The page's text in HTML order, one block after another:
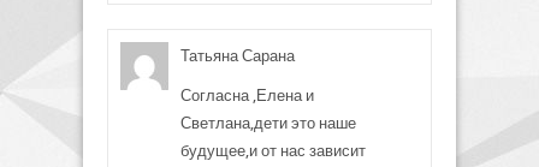
Татьяна Сарана
Согласна ,Елена и
Светлана,дети это наше
будущее,и от нас зависит